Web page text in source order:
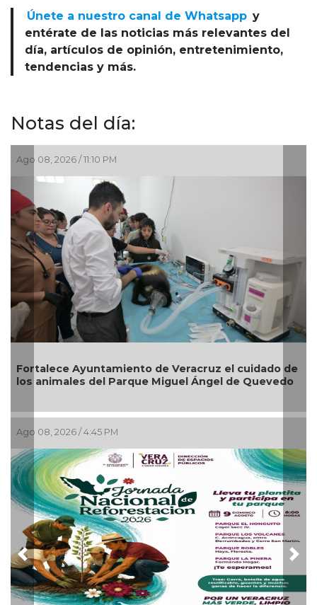
Únete a nuestro canal de Whatsapp y
entérate de las noticias más relevantes del
día, artículos de opinión, entretenimiento,
tendencias y más.
Notas del día:
Ago 04, 2026 / 7:30 PM
Reabrirá Coatzacoalcos la Alberca Semiolímpica
Zona Centro
Ago 04, 2026 / 4:41 PM
Previous